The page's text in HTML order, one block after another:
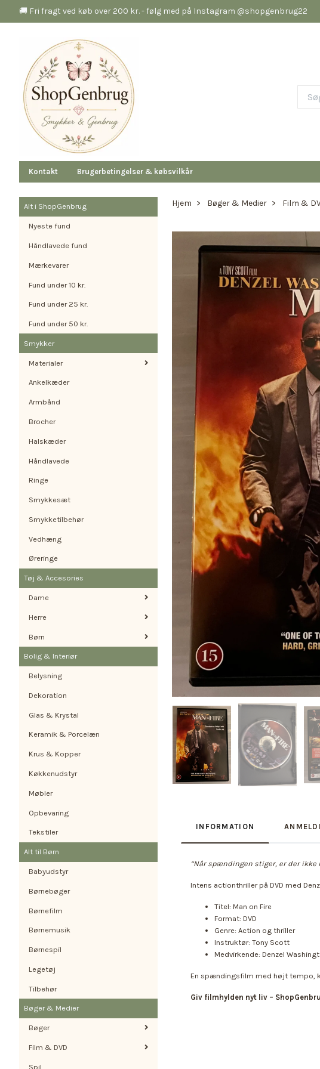
🚚 Fri fragt ved køb over 200 kr. - følg med på Instagram @shopgenbrug22
Kontakt Brugerbetingelser & købsvilkår
Alt i ShopGenbrug
Nyeste fund
Håndlavede fund
Mærkevarer
Fund under 10 kr.
Fund under 25 kr.
Fund under 50 kr.
Smykker
Materialer
Ankelkæder
Armbånd
Brocher
Halskæder
Håndlavede
Ringe
Smykkesæt
Smykketilbehør
Vedhæng
Øreringe
Tøj & Accesories
Dame
Herre
Børn
Bolig & Interiør
Belysning
Dekoration
Glas & Krystal
Keramik & Porcelæn
Krus & Kopper
Køkkenudstyr
Møbler
Opbevaring
Tekstiler
Alt til Børn
Babyudstyr
Børnebøger
Børnefilm
Børnemusik
Børnespil
Legetøj
Tilbehør
Bøger & Medier
Bøger
Film & DVD
Spil
Hjem Bøger & Medier Film &
INFORMATION
“Når spændingen stiger, er der
Intens actionthriller på DVD med
Titel: Man on Fire
Format: DVD
Genre: Action og thriller
Instruktør: Tony Scott
Medvirkende: Denzel
En spændingsfilm med højt tempo,
Giv filmhylden nyt liv –